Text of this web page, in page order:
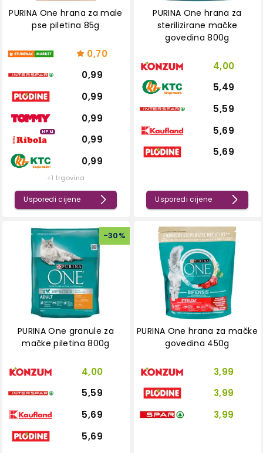
PURINA One hrana za male
pse piletina 85g
0,70
0,99
0,99
0,99
HPM
0,99
0,99
+1 trgovina
Usporedi cijene
PURINA One hrana za
sterilizirane mačke
govedina 800g
4,00
5,49
5,59
5,69
5,69
Usporedi cijene
-30%
PURINA One granule za
mačke piletina 800g
4,00
5,59
5,69
5,69
PURINA One hrana za mačke
govedina 450g
3,99
3,99
3,99